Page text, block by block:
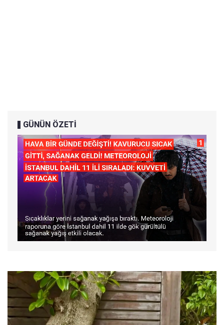
GÜNÜN ÖZETİ